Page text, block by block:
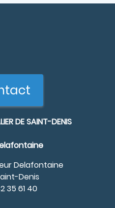
DE SAINT-DENIS
Delafontaine
Denis
35 61 40